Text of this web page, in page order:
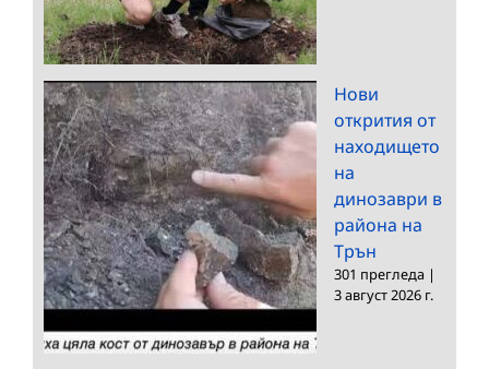
Нови
открития от
находището
на
динозаври в
района на
Трън
301 прегледа |
3 август 2026 г.